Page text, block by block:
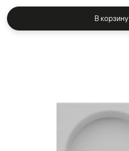
В корзину